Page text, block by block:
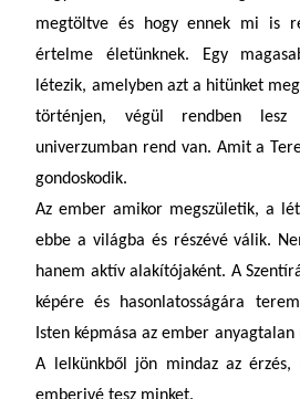
megtöltve és hogy ennek mi is
értelme életünknek. Egy
létezik, amelyben azt a hitünket
történjen, végül rendben lesz
univerzumban rend van. Amit a
gondoskodik.
Az ember amikor megszületik, a
ebbe a világba és részévé válik.
hanem aktív alakítójaként. A
képére és hasonlatosságára
Isten képmása az ember anyagtalan
A lelkünkből jön mindaz az érzés,